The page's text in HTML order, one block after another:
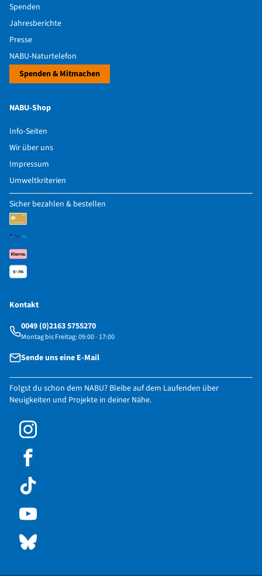
Spenden
Jahresberichte
Presse
NABU-Naturtelefon
Spenden & Mitmachen
NABU-Shop
Info-Seiten
Wir über uns
Impressum
Umweltkriterien
Sicher bezahlen & bestellen
Kontakt
0049 (0)2163 5755270
Montag bis Freitag: 09:00 - 17:00
Sende uns eine E-Mail
Folgst du schon dem NABU? Bleibe auf dem Laufenden über
Neuigkeiten und Projekte in deiner Nähe.